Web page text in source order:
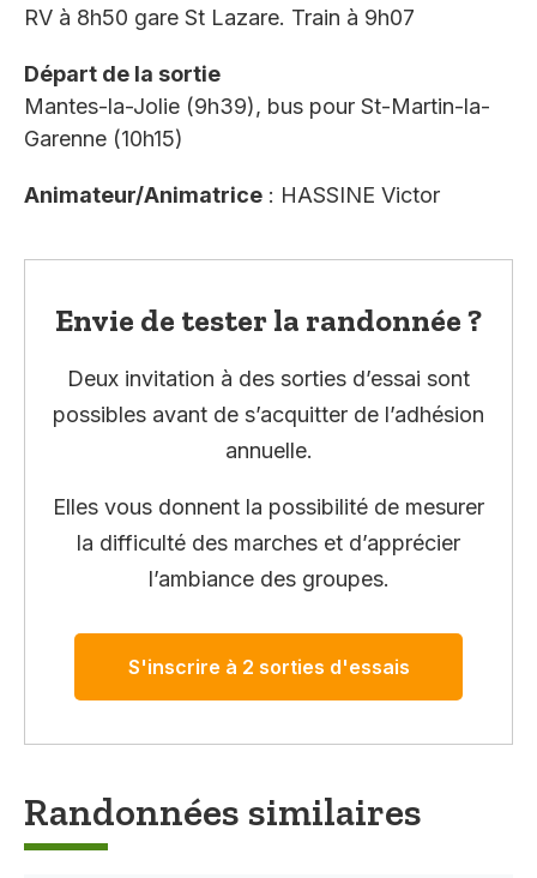
RV à 8h50 gare St Lazare. Train à 9h07
Départ de la sortie
Mantes-la-Jolie (9h39), bus pour St-Martin-la-
Garenne (10h15)
Animateur/Animatrice : HASSINE Victor
Envie de tester la randonnée ?
Deux invitation à des sorties d’essai sont
possibles avant de s’acquitter de l’adhésion
annuelle.
Elles vous donnent la possibilité de mesurer
la difficulté des marches et d’apprécier
l’ambiance des groupes.
S'inscrire à 2 sorties d'essais
Randonnées similaires